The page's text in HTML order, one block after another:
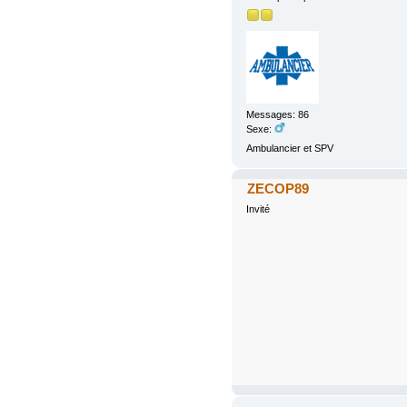
Messages: 86
Sexe:
Ambulancier et SPV
ZECOP89
Invité